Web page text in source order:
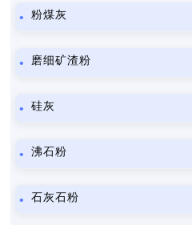
粉煤灰
磨细矿渣粉
硅灰
沸石粉
石灰石粉